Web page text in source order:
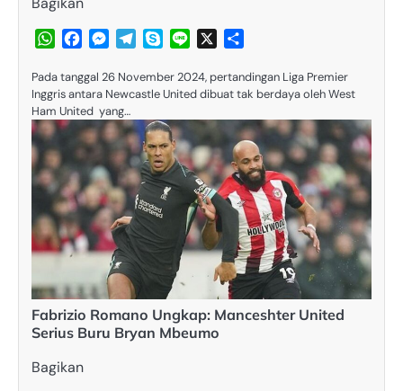
WhatsApp
FacebookMessenger
TelegramSkypeLine
Pada tanggal 26 November 2024, pertandingan Liga Premier
Inggris antara Newcastle United dibuat tak berdaya oleh West
Ham United yang…
Fabrizio Romano Ungkap: Manceshter United
Serius Buru Bryan Mbeumo
Bagikan